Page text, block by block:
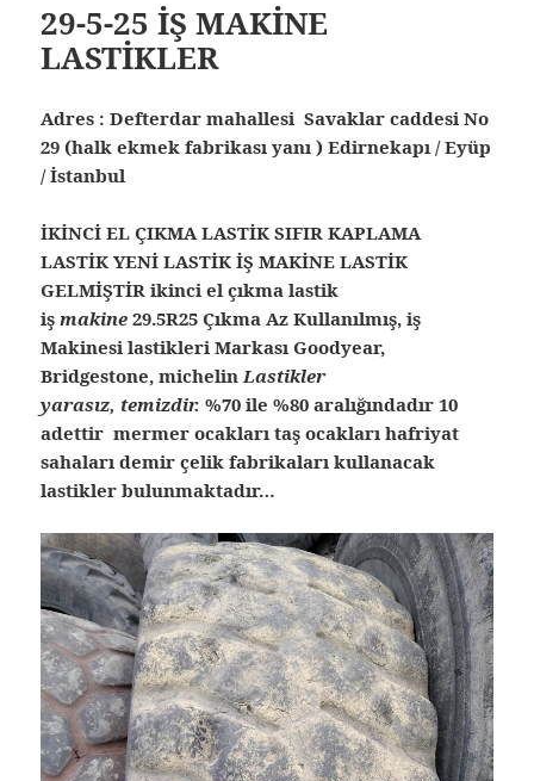
29-5-25 İŞ MAKİNE
LASTİKLER
Adres : Defterdar mahallesi Savaklar caddesi No
29 (halk ekmek fabrikası yanı ) Edirnekapı / Eyüp
/ İstanbul
İKİNCİ EL ÇIKMA LASTİK SIFIR KAPLAMA
LASTİK YENİ LASTİK İŞ MAKİNE LASTİK
GELMİŞTİR ikinci el çıkma lastik
işmakine 29.5R25 Çıkma Az Kullanılmış, iş
Makinesi lastikleri Markası Goodyear,
Bridgestone, michelinLastikler
yarasız, temizdir. %70 ile %80 aralığındadır 10
adettir mermer ocakları taş ocakları hafriyat
sahaları demir çelik fabrikaları kullanacak
lastikler bulunmaktadır…